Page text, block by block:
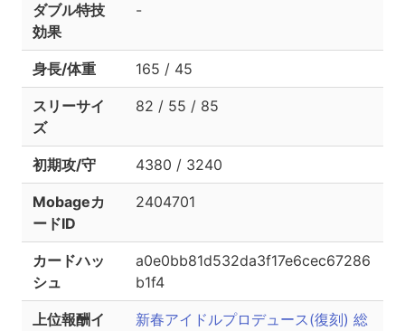
ダブル特技
効果
-
身長/体重 165 / 45
スリーサイ
ズ
82 / 55 / 85
初期攻/守 4380 / 3240
Mobageカ
ードID
2404701
カードハッ
シュ
a0e0bb81d532da3f17e6cec67286
b1f4
上位報酬イ
新春アイドルプロデュース(復刻) 総